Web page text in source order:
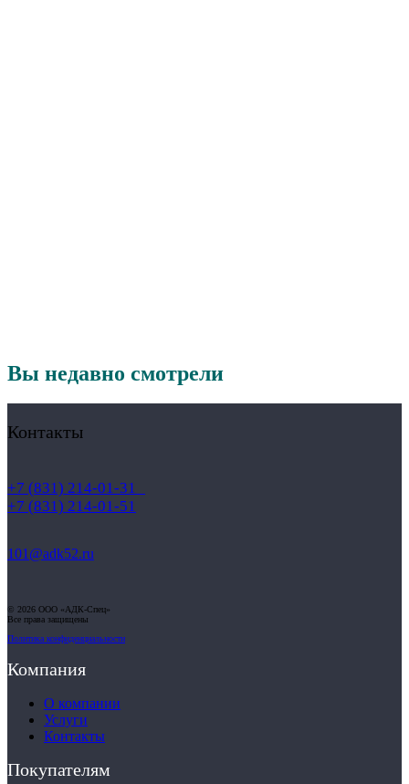
Вы недавно смотрели
Контакты
+7 (831) 214-01-31
+7 (831) 214-01-51
101@adk52.ru
© 2026 ООО «АДК-Спец»
Все права защищены
Политика конфиденциальности
Компания
О компании
Услуги
Контакты
Покупателям